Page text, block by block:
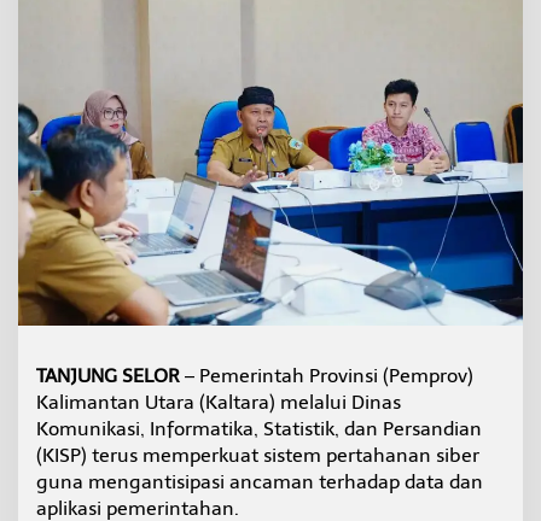
n
g
k
a
t
k
a
n
K
a
p
i
t
a
T
i
TANJUNG SELOR – Pemerintah Provinsi (Pemprov)
Kalimantan Utara (Kaltara) melalui Dinas
Komunikasi, Informatika, Statistik, dan Persandian
(KISP) terus memperkuat sistem pertahanan siber
guna mengantisipasi ancaman terhadap data dan
aplikasi pemerintahan.